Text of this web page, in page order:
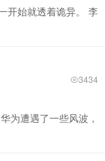
开始就透着诡异。 李
3434
为遭遇了一些风波，